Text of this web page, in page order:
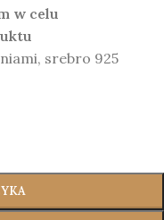
w celu
srebro 925